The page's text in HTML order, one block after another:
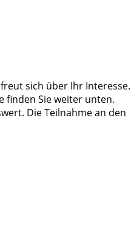
sich über Ihr Interesse.
finden Sie weiter unten.
Die Teilnahme an den